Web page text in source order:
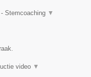
Stemcoaching ▼
video ▼